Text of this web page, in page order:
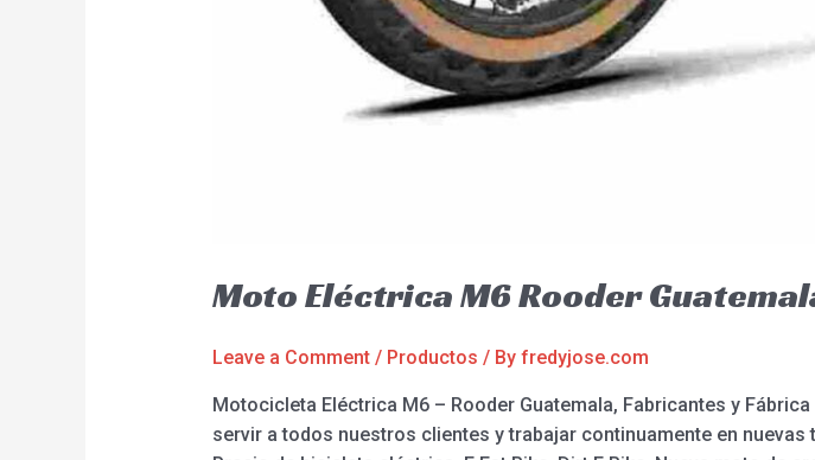
Moto Eléctrica M6 Rooder
Leave a Comment / Productos / By fredyjose.com
Motocicleta Eléctrica M6 – Rooder Guatemala, Fabricantes y
servir a todos nuestros clientes y trabajar continuamente en